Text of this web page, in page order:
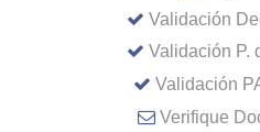
Validación
Validación P.
Validación
Verifique